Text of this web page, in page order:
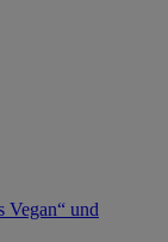
Vegan“ und